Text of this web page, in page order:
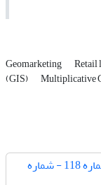
Geomarketing Retail
(GIS) Multiplicative
دوره 30، شماره 118 - شماره